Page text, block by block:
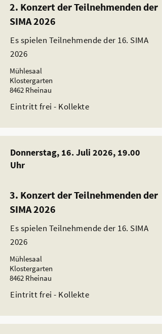
2. Konzert der Teilnehmenden der
SIMA 2026
Es spielen Teilnehmende der 16. SIMA
2026
Mühlesaal
Klostergarten
8462 Rheinau
Eintritt frei - Kollekte
Donnerstag, 16. Juli 2026, 19.00
Uhr
3. Konzert der Teilnehmenden der
SIMA 2026
Es spielen Teilnehmende der 16. SIMA
2026
Mühlesaal
Klostergarten
8462 Rheinau
Eintritt frei - Kollekte